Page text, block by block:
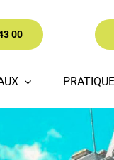
00
PRATIQUE